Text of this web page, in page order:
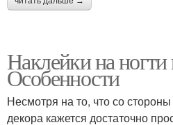
Наклейки на ногти
Особенности
Несмотря на то, что со
декора кажется достаточно